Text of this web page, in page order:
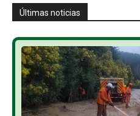
Últimas noticias